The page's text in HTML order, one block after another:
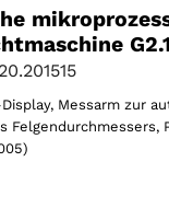
Messarm zur
Felgendurchmessers,